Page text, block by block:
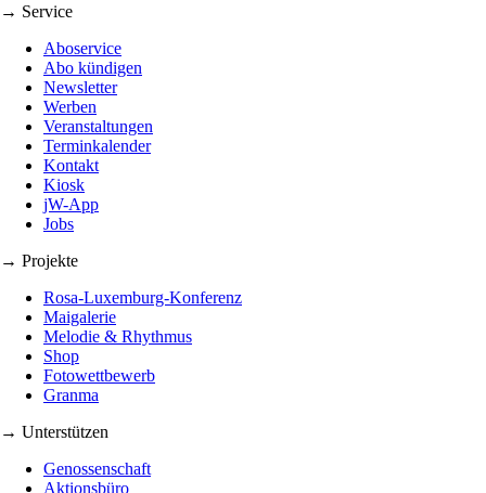
→ Service
Aboservice
Abo kündigen
Newsletter
Werben
Veranstaltungen
Terminkalender
Kontakt
Kiosk
jW-App
Jobs
→ Projekte
Rosa-Luxemburg-Konferenz
Maigalerie
Melodie & Rhythmus
Shop
Fotowettbewerb
Granma
→ Unterstützen
Genossenschaft
Aktionsbüro